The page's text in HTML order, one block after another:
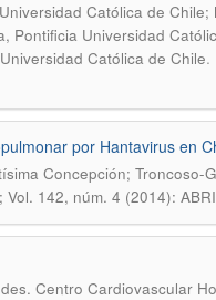
Católica de
Pontificia Universidad
Católica de Chile.
por Hantavirus en
Concepción; Troncoso-
Vol. 142, núm. 4 (2014):
Centro Cardiovascular